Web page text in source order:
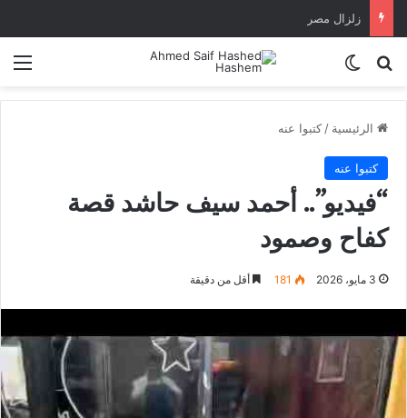
زلزال مصر
بحث عنالوضع المظلم
الرئيسية / كتبوا عنه
كتبوا عنه
“فيديو”.. أحمد سيف حاشد قصة
كفاح وصمود
3 مايو، 2026 181 أقل من دقيقة